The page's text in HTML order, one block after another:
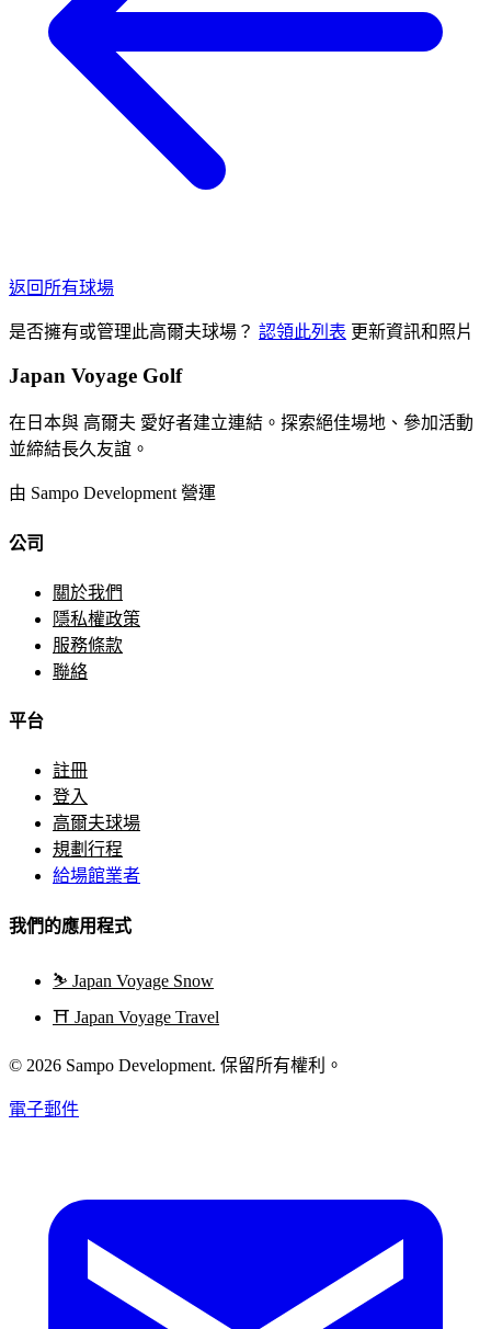
返回所有球場
是否擁有或管理此高爾夫球場？ 認領此列表 更新資訊和照片
Japan Voyage Golf
在日本與 高爾夫 愛好者建立連結。探索絕佳場地、參加活動
並締結長久友誼。
由 Sampo Development 營運
公司
關於我們
隱私權政策
服務條款
聯絡
平台
註冊
登入
高爾夫球場
規劃行程
給場館業者
我們的應用程式
⛷️ Japan Voyage Snow
⛩️ Japan Voyage Travel
© 2026 Sampo Development. 保留所有權利。
電子郵件